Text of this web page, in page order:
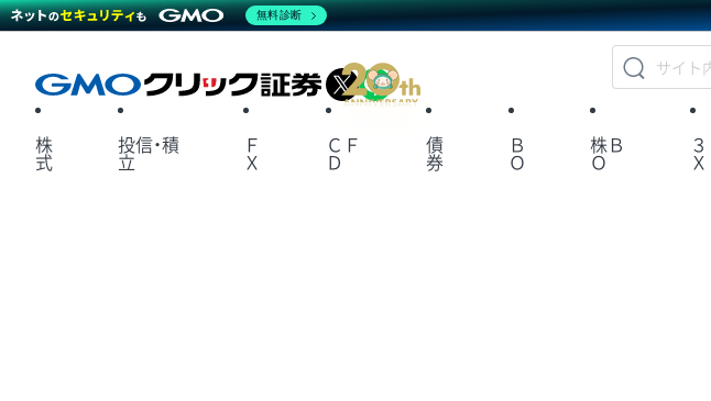
X
株
式
投信・積
立
Ｆ
Ｘ
ＣＦ
Ｄ
債
券
Ｂ
Ｏ
株Ｂ
Ｏ
Ｘ
無料診断